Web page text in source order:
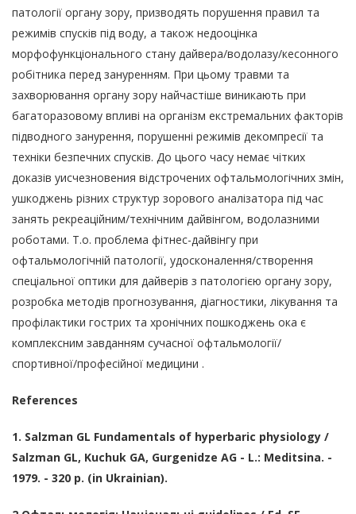
патології органу зору, призводять порушення правил та
режимів спусків під воду, а також недооцінка
морфофункціонального стану дайвера/водолазу/кесонного
робітника перед зануренням. При цьому травми та
захворювання органу зору найчастіше виникають при
багаторазовому впливі на організм екстремальних факторів
підводного занурення, порушенні режимів декомпресії та
техніки безпечних спусків. До цього часу немає чітких
доказів уисчезновения відстрочених офтальмологічних змін,
ушкоджень різних структур зорового аналізатора під час
занять рекреаційним/технічним дайвінгом, водолазними
роботами. Т.о. проблема фітнес-дайвінгу при
офтальмологічній патології, удосконалення/створення
спеціальної оптики для дайверів з патологією органу зору,
розробка методів прогнозування, діагностики, лікування та
профілактики гострих та хронічних пошкоджень ока є
комплексним завданням сучасної офтальмології/
спортивної/професійної медицини .
References
1. Salzman GL Fundamentals of hyperbaric physiology /
Salzman GL, Kuchuk GA, Gurgenidze AG - L.: Meditsina. -
1979. - 320 p. (in Ukrainian).